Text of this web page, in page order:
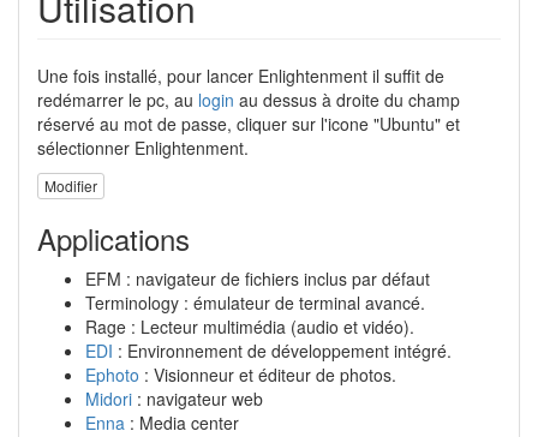
Une fois installé, pour lancer Enlightenment il suffit de
redémarrer le pc, au login au dessus à droite du champ
réservé au mot de passe, cliquer sur l'icone "Ubuntu" et
sélectionner Enlightenment.
Modifier
Applications
EFM : navigateur de fichiers inclus par défaut
Terminology : émulateur de terminal avancé.
Rage : Lecteur multimédia (audio et vidéo).
EDI : Environnement de développement intégré.
Ephoto : Visionneur et éditeur de photos.
Midori : navigateur web
Enna : Media center